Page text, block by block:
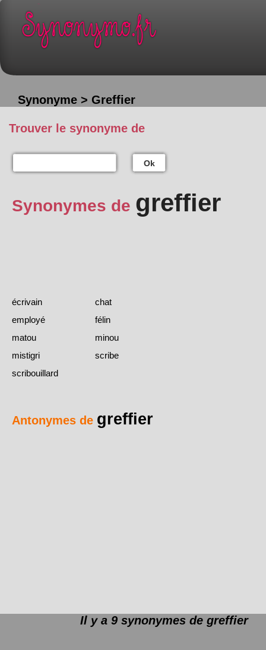
Synonyme > Greffier
Trouver le synonyme de
Ok
Synonymes de greffier
écrivain
chat
employé
félin
matou
minou
mistigri
scribe
scribouillard
Antonymes de greffier
Il y a 9 synonymes de greffier